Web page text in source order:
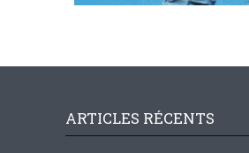
ARTICLES RÉCENTS